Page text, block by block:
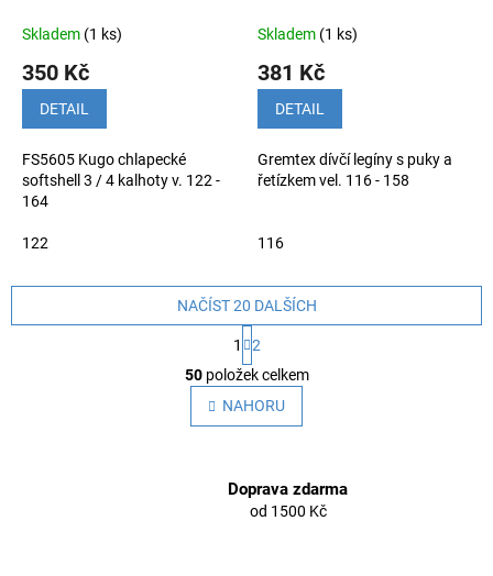
Skladem (1 ks)
350 Kč
DETAIL
FS5605 Kugo chlapecké
softshell 3 / 4 kalhoty v. 122 -
164
122
Skladem (1 ks)
381 Kč
DETAIL
Gremtex dívčí legíny s puky a
řetízkem vel. 116 - 158
116
O
v
l
á
c
NAČÍST 20 DALŠÍCH
t
r
á
n
k
á
n
1
2
50položek celkem
NAHORU
Doprava zdarma
od 1500 Kč